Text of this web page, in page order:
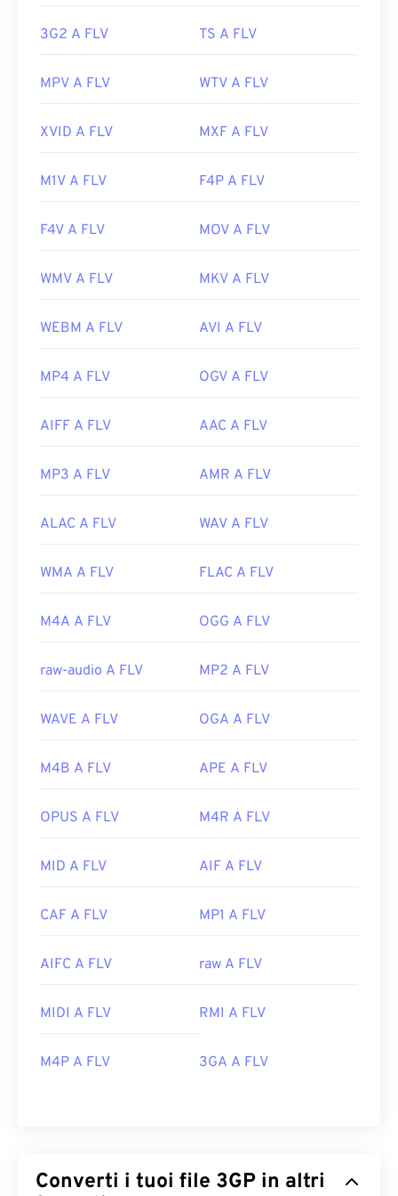
Versione iniziale:
https://www.lifewire.com/flv-file
3G2 A FLV TS A FLV
MPV A FLV WTV A FLV
XVID A FLV MXF A FLV
M1V A FLV F4P A FLV
F4V A FLV MOV A FLV
WMV A FLV MKV A FLV
WEBM A FLV AVI A FLV
MP4 A FLV OGV A FLV
AIFF A FLV AAC A FLV
MP3 A FLV AMR A FLV
ALAC A FLV WAV A FLV
WMA A FLV FLAC A FLV
M4A A FLV OGG A FLV
raw-audio A FLV MP2 A FLV
WAVE A FLV OGA A FLV
M4B A FLV APE A FLV
OPUS A FLV M4R A FLV
MID A FLV AIF A FLV
CAF A FLV MP1 A FLV
AIFC A FLV raw A FLV
MIDI A FLV RMI A FLV
M4P A FLV 3GA A FLV
Converti i tuoi file 3GP in altri